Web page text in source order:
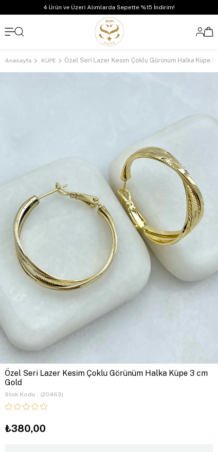
4 Ürün ve Üzeri Alımlarda Sepette %15 İndirim!
Anasayfa KÜPE
Özel Seri Lazer Kesim Çoklu Görünüm Halka Küpe 3 cm
Gold
Stok Kodu (20463)
₺380,00